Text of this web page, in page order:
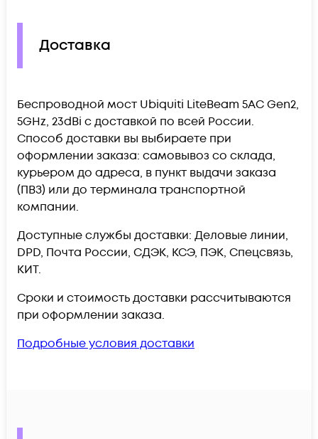
Доставка
Беспроводной мост Ubiquiti LiteBeam 5AC Gen2,
5GHz, 23dBi c доставкой по всей России.
Способ доставки вы выбираете при
оформлении заказа: самовывоз со склада,
курьером до адреса, в пункт выдачи заказа
(ПВЗ) или до терминала транспортной
компании.
Доступные службы доставки: Деловые линии,
DPD, Почта России, СДЭК, КСЭ, ПЭК, Спецсвязь,
КИТ.
Сроки и стоимость доставки рассчитываются
при оформлении заказа.
Подробные условия доставки